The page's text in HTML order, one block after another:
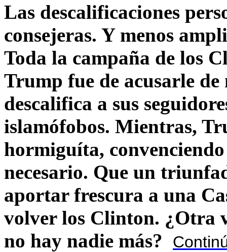
Las descalificaciones
consejeras. Y menos
Toda la campaña de los
Trump fue de acusarle
descalifica a sus
islamófobos. Mientras,
hormiguíta,
necesario. Que un
aportar frescura a una
volver los Clinton. ¿Otra
no hay nadie más?